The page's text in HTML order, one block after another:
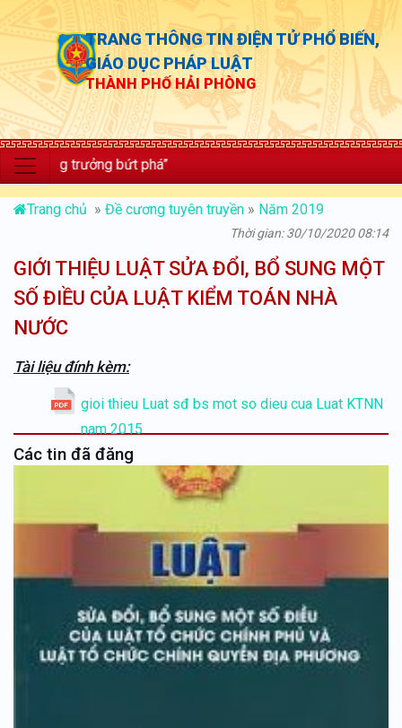
TRANG THÔNG TIN ĐIỆN TỬ PHỔ BIẾN,
GIÁO DỤC PHÁP LUẬT
THÀNH PHỐ HẢI PHÒNG
tăng trưởng bứt phá”
Trang chủ » Đề cương tuyên truyền » Năm 2019
Thời gian: 30/10/2020 08:14
GIỚI THIỆU LUẬT SỬA ĐỔI, BỔ SUNG MỘT
SỐ ĐIỀU CỦA LUẬT KIỂM TOÁN NHÀ
NƯỚC
Tài liệu đính kèm:
gioi thieu Luat sđ bs mot so dieu cua Luat KTNN
nam 2015
Các tin đã đăng